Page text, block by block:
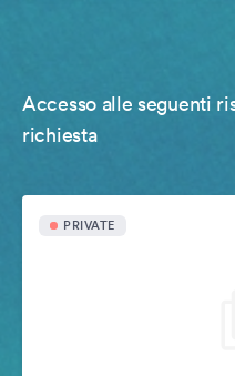
Accesso alle seguenti
richiesta
PRIVATE